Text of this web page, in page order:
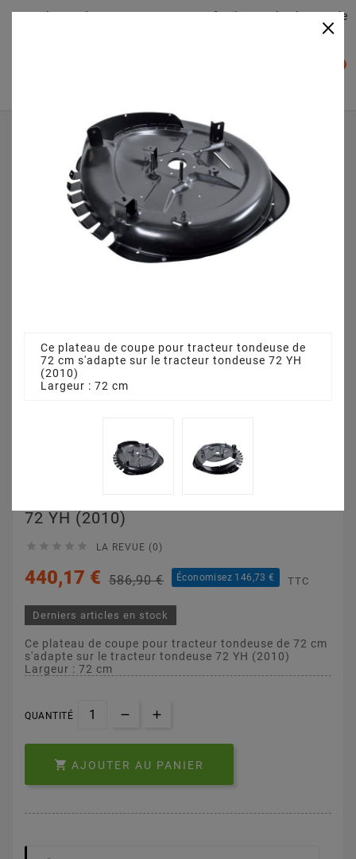
Plateaudecoupe.com : Trouver facilement le plateau de
Accueil
Plateau de coupe
Plateau de coupe 72 cm 3845641110 pour 72 YH (2010)
72 YH (2010)
     LA REVUE (0)
440,17 € 586,90 € Économisez 146,73 € TTC
Derniers articles en stock
Ce plateau de coupe pour tracteur tondeuse de 72 cm
s'adapte sur le tracteur tondeuse 72 YH (2010)
Largeur : 72 cm
QUANTITÉ
 AJOUTER AU PANIER
×
Ce plateau de coupe pour tracteur tondeuse de
72 cm s'adapte sur le tracteur tondeuse 72 YH
(2010)
Largeur : 72 cm